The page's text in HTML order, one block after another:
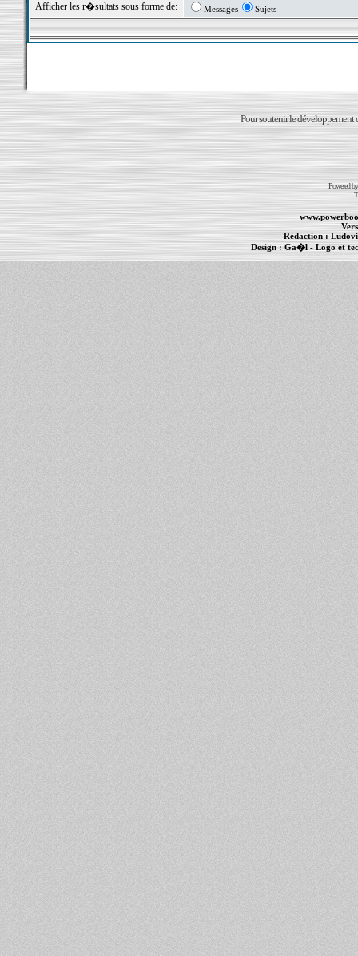
Afficher les r�sultats sous forme de: Messages Sujets
Pour soutenir le développement
Powered
Rédaction :
Design : Ga�l- Logo et